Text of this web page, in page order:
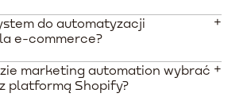
jest zwiększenie powtarzalności
karmy czy żwirku. Pozwala to na
LTV i optymalizację kosztów
do automatyzacji
e-commerce?
wielkości bazy mailowej i wybranych
marketing automation wybrać
platformą Shopify?